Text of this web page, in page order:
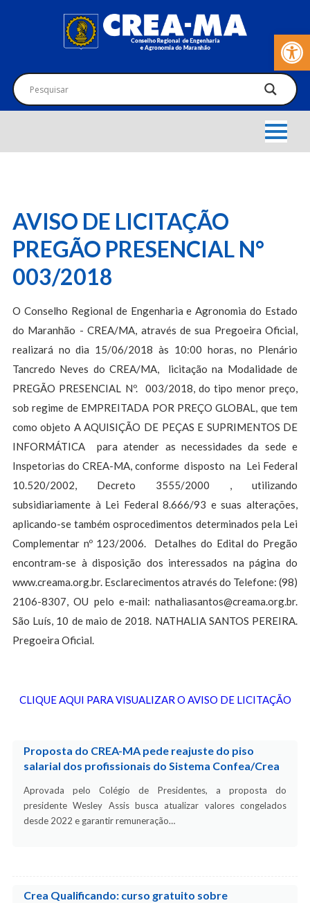
Barra de
AVISO DE LICITAÇÃO
PREGÃO PRESENCIAL N°
003/2018
O Conselho Regional de Engenharia e Agronomia do Estado
do Maranhão - CREA/MA, através de sua Pregoeira Oficial,
realizará no dia 15/06/2018 às 10:00 horas, no Plenário
Tancredo Neves do CREA/MA, licitação na Modalidade de
PREGÃO PRESENCIAL Nº. 003/2018, do tipo menor preço,
sob regime de EMPREITADA POR PREÇO GLOBAL, que tem
como objeto A AQUISIÇÃO DE PEÇAS E SUPRIMENTOS DE
INFORMÁTICA para atender as necessidades da sede e
Inspetorias do CREA-MA, conforme disposto na Lei Federal
10.520/2002, Decreto 3555/2000 , utilizando
subsidiariamente à Lei Federal 8.666/93 e suas alterações,
aplicando-se também osprocedimentos determinados pela Lei
Complementar nº 123/2006. Detalhes do Edital do Pregão
encontram-se à disposição dos interessados na página do
www.creama.org.br. Esclarecimentos através do Telefone: (98)
2106-8307, OU pelo e-mail:nathaliasantos@creama.org.br.
São Luís, 10 de maio de 2018. NATHALIA SANTOS PEREIRA.
Pregoeira Oficial.
CLIQUE AQUI PARA VISUALIZAR O AVISO DE LICITAÇÃO
Proposta do CREA-MA pede reajuste do piso
salarial dos profissionais do Sistema Confea/Crea
Aprovada pelo Colégio de Presidentes, a proposta do
presidente Wesley Assis busca atualizar valores congelados
desde 2022 e garantir remuneração…
Crea Qualificando: curso gratuito sobre